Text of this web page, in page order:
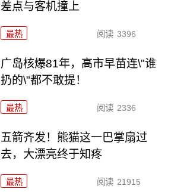
差点与客机撞上
最热 阅读 3396
广岛核爆81年，高市早苗连\"谁
扔的\"都不敢提！
最热 阅读 2336
五箭齐发！熊猫这一巴掌扇过
去，大漂亮终于知疼
最热 阅读 21915